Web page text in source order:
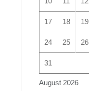
August 2026
17 18 19
24 25 26
31